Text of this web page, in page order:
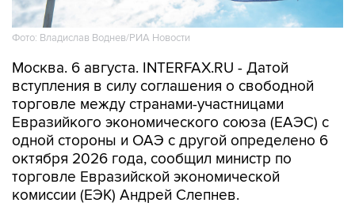
Фото: Владислав Воднев/РИА Новости
Москва. 6 августа. INTERFAX.RU - Датой
вступления в силу соглашения о свободной
торговле между странами-участницами
Евразийкого экономического союза (ЕАЭС) с
одной стороны и ОАЭ с другой определено 6
октября 2026 года, сообщил министр по
торговле Евразийской экономической
комиссии (ЕЭК) Андрей Слепнев.